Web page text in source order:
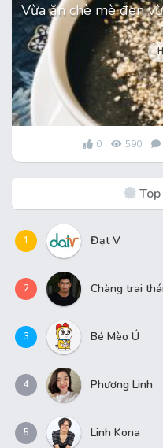
Vừa ăn chè mè đen
0 590
1 Đạt V
2 Chàng trai
3 Bé Mèo Ú
4 Phương Linh
5 Linh Kona